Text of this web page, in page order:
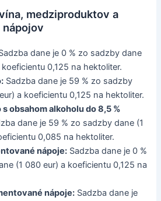
medziproduktov a
dane je 0 % zo sadzby dane
koeficientu 0,125 na hektoliter.
Sadzba dane je 59 % zo sadzby
a koeficientu 0,125 na hektoliter.
obsahom alkoholu do 8,5 %
dane je 59 % zo sadzby dane (1
0,085 na hektoliter.
nápoje: Sadzba dane je 0 %
(1 080 eur) a koeficientu 0,125 na
nápoje: Sadzba dane je